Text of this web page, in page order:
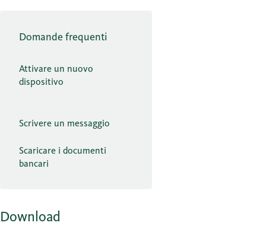
Domande frequenti
Attivare un nuovo
dispositivo
Scrivere un messaggio
Scaricare i documenti
bancari
Download